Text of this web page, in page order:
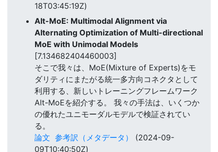
18T03:45:19Z)
Alt-MoE: Multimodal Alignment via
Alternating Optimization of Multi-directional
MoE with Unimodal Models
[7.134682404460003]
そこで我々は、MoE(Mixture of Experts)をモ
ダリティにまたがる統一多方向コネクタとして
利用する、新しいトレーニングフレームワーク
Alt-MoEを紹介する。 我々の手法は、いくつか
の優れたユニモーダルモデルで検証されてい
る。
論文 参考訳（メタデータ）
(2024-09-
09T10:40:50Z)